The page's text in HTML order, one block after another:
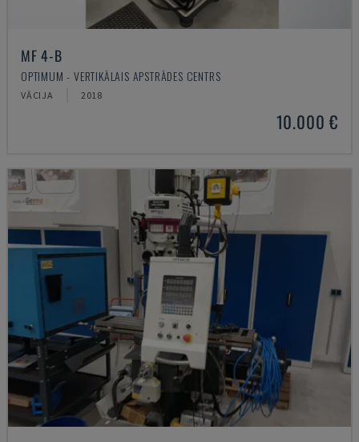
MF 4-B
OPTIMUM - VERTIKĀLAIS APSTRĀDES CENTRS
VĀCIJA 2018
10.000 €